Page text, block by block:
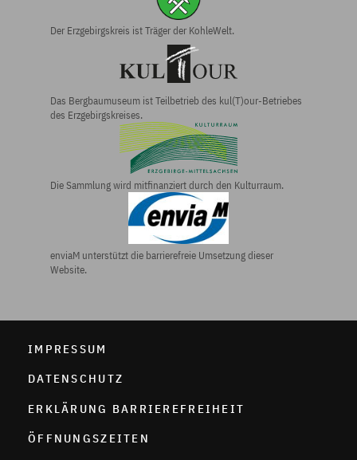
Der Erzgebirgs­kreis ist Träger der KohleWelt.
Das Bergbau­museum ist Teilbetrieb des kul(T)our-Betriebes
des Erzgebirgs­kreises.
Die Sammlung wird mitfinanziert durch den Kulturraum.
enviaM unterstützt die barrierefreie Umsetzung dieser
Website.
IMPRESSUM
DATENSCHUTZ
ERKLÄRUNG BARRIEREFREIHEIT
ÖFFNUNGSZEITEN